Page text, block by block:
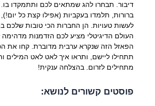
דיבור. תבחרו להג שמתאים לכם ותתמקדו בו.
ברורות, תלמדו בעקביות (אפילו קצת כל
לעשות טעויות. הן החברות הכי טובות שלכם
העולם הדיגיטלי מציע לכם הזדמנות
הפאזל הזה שנקרא ערבית מדוברת. קחו את
תתחילו ליישם, ותראו איך לאט לאט המילים
מתחילים לזרום. בהצלחה ענקית!
פוסטים קשורים לנושא: